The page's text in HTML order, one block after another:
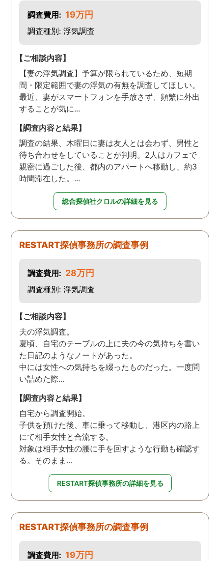
調査費用: 19万円
調査種別: 浮気調査
【ご相談内容】
【妻の浮気調査】予算が限られているため、短期
間・限定範囲で妻の浮気の有無を調査してほしい。
最近、妻がスマートフォンを手放さず、頻繁に外出
することが気に...
【調査内容と結果】
調査の結果、木曜日に妻は友人とは会わず、男性と
待ち合わせをしていることが判明。2人はカフェで
親密に過ごした後、都内のアパートへ移動し、約3
時間滞在した。...
総合探偵社クロルの詳細を見る
RESTART探偵事務所の調査事例
調査費用: 28万円
調査種別: 浮気調査
【ご相談内容】
夫の浮気調査。
夏頃、自宅のテーブルの上に夫の今の気持ちを書い
た日記のようなノートがあった。
中には女性への気持ちを綴ったものだった。一度問
い詰めた際...
【調査内容と結果】
自宅から調査開始。
子供を預けた後、車に乗って移動し、港区内の路上
にて相手女性と合流する。
対象は相手女性の腰に手を回すような行動も確認す
る。そのまま...
RESTART探偵事務所の詳細を見る
RESTART探偵事務所の調査事例
調査費用: 19万円